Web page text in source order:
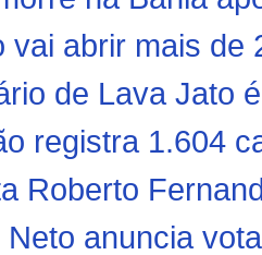
vai abrir mais de
de Lava Jato
registra 1.604
Roberto
Neto anuncia